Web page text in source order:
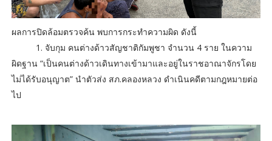
ผลการปิดล้อมตรวจค้น พบการกระทำความผิด ดังนี้
1. จับกุม คนต่างด้าวสัญชาติกัมพูชา จำนวน 4 ราย ในความ
ผิดฐาน “เป็นคนต่างด้าวเดินทางเข้ามาและอยู่ในราชอาณาจักรโดย
ไม่ได้รับอนุญาต” นำตัวส่ง สภ.คลองหลวง ดำเนินคดีตามกฎหมายต่อ
ไป